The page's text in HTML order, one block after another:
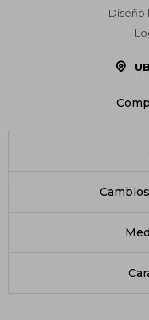
Diseño